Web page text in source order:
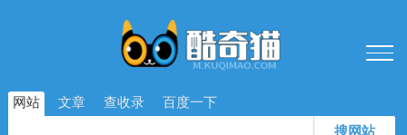
网站 文章 查收录 百度一下
搜网站